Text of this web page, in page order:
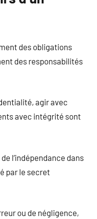
des obligations
des responsabilités
agir avec
avec intégrité sont
l’indépendance dans
par le secret
ou de négligence,